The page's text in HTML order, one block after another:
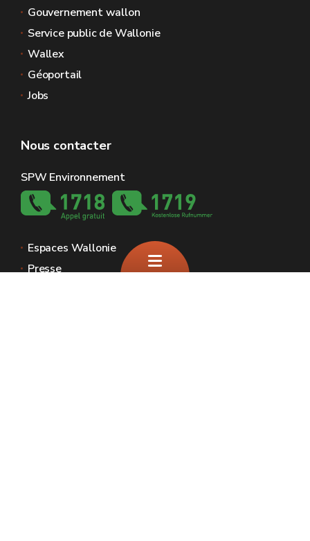
Gouvernement wallon
Service public de Wallonie
Wallex
Géoportail
Jobs
Nous contacter
SPW Environnement
Espaces Wallonie
Presse